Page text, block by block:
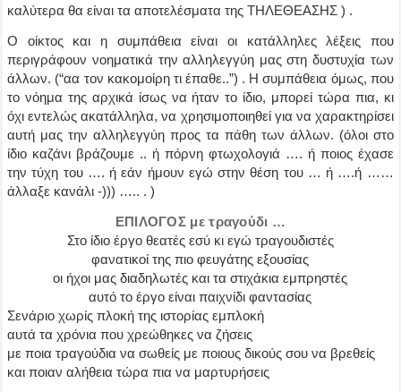
καλύτερα θα είναι τα αποτελέσματα της ΤΗΛΕΘΕΑΣΗΣ ) .
Ο οίκτος και η συμπάθεια είναι οι κατάλληλες λέξεις που
περιγράφουν νοηματικά την αλληλεγγύη μας στη δυστυχία των
άλλων. (“αα τον κακομοίρη τι έπαθε..”) . Η συμπάθεια όμως, που
το νόημα της αρχικά ίσως να ήταν το ίδιο, μπορεί τώρα πια, κι
όχι εντελώς ακατάλληλα, να χρησιμοποιηθεί για να χαρακτηρίσει
αυτή μας την αλληλεγγύη προς τα πάθη των άλλων. (όλοι στο
ίδιο καζάνι βράζουμε .. ή πόρνη φτωχολογιά …. ή ποιος έχασε
την τύχη του …. ή εάν ήμουν εγώ στην θέση του … ή ….ή ……
άλλαξε κανάλι -))) ….. . )
ΕΠΙΛΟΓΟΣ με τραγούδι …
Στο ίδιο έργο θεατές εσύ κι εγώ τραγουδιστές
φανατικοί της πιο φευγάτης εξουσίας
οι ήχοι μας διαδηλωτές και τα στιχάκια εμπρηστές
αυτό το έργο είναι παιχνίδι φαντασίας
Σενάριο χωρίς πλοκή της ιστορίας εμπλοκή
αυτά τα χρόνια που χρεώθηκες να ζήσεις
με ποια τραγούδια να σωθείς με ποιους δικούς σου να βρεθείς
και ποιαν αλήθεια τώρα πια να μαρτυρήσεις